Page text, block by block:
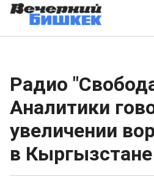
Радио
Аналитики
увеличении
в Кыргызстане